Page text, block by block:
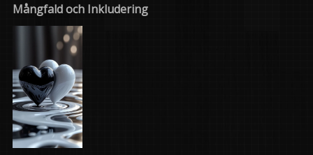
Mångfald och Inkludering